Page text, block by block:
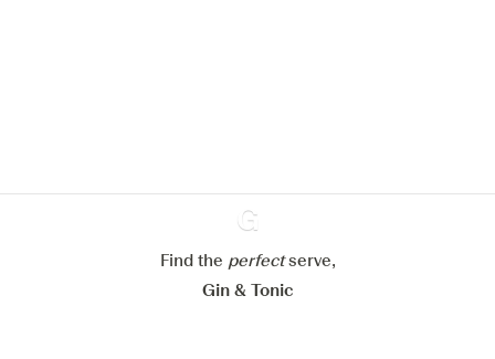
Ginventory
Find the perfectserve,
Gin & Tonic